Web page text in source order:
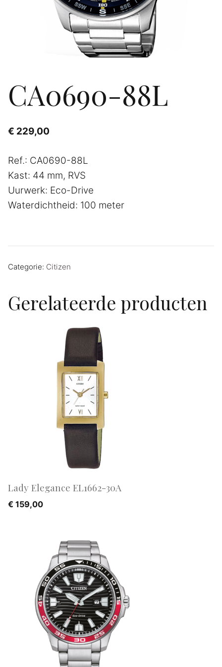
CA0690-88L
€ 229,00
Ref.: CA0690-88L
Kast: 44 mm, RVS
Uurwerk: Eco-Drive
Waterdichtheid: 100 meter
Categorie: Citizen
Gerelateerde producten
Lady Elegance EL1662-30A
€ 159,00